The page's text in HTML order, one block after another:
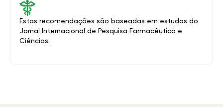
Estas recomendações são baseadas em estudos do
Jornal Internacional de Pesquisa Farmacêutica e
Ciências.